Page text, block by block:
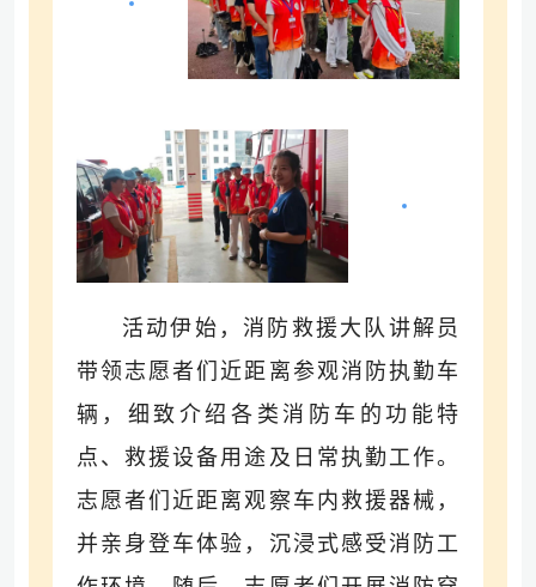
活动伊始，消防救援大队讲解员
带领志愿者们近距离参观消防执勤车
辆，细致介绍各类消防车的功能特
点、救援设备用途及日常执勤工作。
志愿者们近距离观察车内救援器械，
并亲身登车体验，沉浸式感受消防工